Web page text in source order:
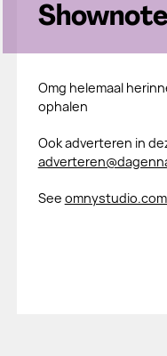
Omg helemaal
ophalen
Ook adverteren in
See